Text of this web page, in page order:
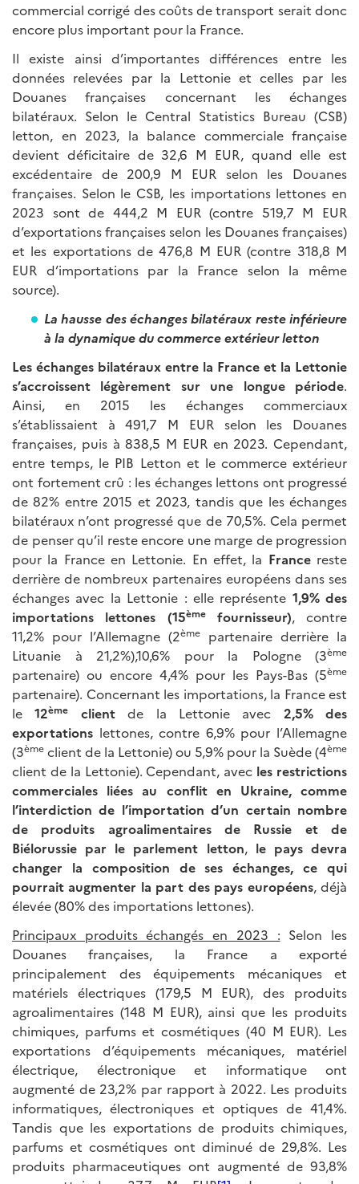
commercial corrigé des coûts de transport serait donc
encore plus important pour la France.
Il existe ainsi d’importantes différences entre les
données relevées par la Lettonie et celles par les
Douanes françaises concernant les échanges
bilatéraux. Selon le Central Statistics Bureau (CSB)
letton, en 2023, la balance commerciale française
devient déficitaire de 32,6 M EUR, quand elle est
excédentaire de 200,9 M EUR selon les Douanes
françaises. Selon le CSB, les importations lettones en
2023 sont de 444,2 M EUR (contre 519,7 M EUR
d’exportations françaises selon les Douanes françaises)
et les exportations de 476,8 M EUR (contre 318,8 M
EUR d’importations par la France selon la même
source).
La hausse des échanges bilatéraux reste inférieure
à la dynamique du commerce extérieur letton
Les échanges bilatéraux entre la France et la Lettonie
s’accroissent légèrement sur une longue période.
Ainsi, en 2015 les échanges commerciaux
s’établissaient à 491,7 M EUR selon les Douanes
françaises, puis à 838,5 M EUR en 2023. Cependant,
entre temps, le PIB Letton et le commerce extérieur
ont fortement crû : les échanges lettons ont progressé
de 82% entre 2015 et 2023, tandis que les échanges
bilatéraux n’ont progressé que de 70,5%. Cela permet
de penser qu’il reste encore une marge de progression
pour la France en Lettonie. En effet, la Francereste
derrière de nombreux partenaires européens dans ses
échanges avec la Lettonie : elle représente 1,9% des
importations lettones (15èmefournisseur), contre
11,2% pour l’Allemagne (2ème
partenaire derrière la
Lituanie à 21,2%),10,6% pour la Pologne (3ème
partenaire) ou encore 4,4% pour les Pays-Bas (5ème
partenaire). Concernant les importations, la France est
le12ème clientde la Lettonie avec 2,5% des
exportations lettones, contre 6,9% pour l’Allemagne
(3ème client de la Lettonie) ou 5,9% pour la Suède (4ème
client de la Lettonie). Cependant, avec les restrictions
commerciales liées au conflit en Ukraine, comme
l’interdiction de l’importation d’un certain nombre
de produits agroalimentaires de Russie et de
Biélorussie par le parlement letton, le pays devra
changer la composition de ses échanges, ce qui
pourrait augmenter la part des pays européens, déjà
élevée (80% des importations lettones).
Principaux produits échangés en 2023 : Selon les
Douanes françaises, la France a exporté
principalement des équipements mécaniques et
matériels électriques (179,5 M EUR), des produits
agroalimentaires (148 M EUR), ainsi que les produits
chimiques, parfums et cosmétiques (40 M EUR). Les
exportations d’équipements mécaniques, matériel
électrique, électronique et informatique ont
augmenté de 23,2% par rapport à 2022. Les produits
informatiques, électroniques et optiques de 41,4%.
Tandis que les exportations de produits chimiques,
parfums et cosmétiques ont diminué de 29,8%. Les
produits pharmaceutiques ont augmenté de 93,8%